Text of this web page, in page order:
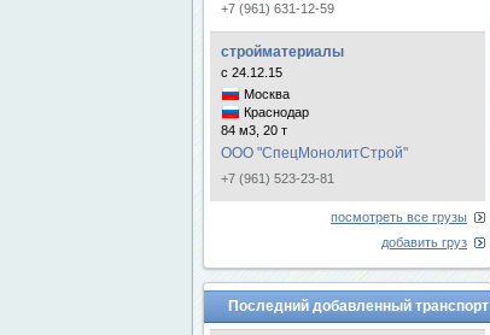
+7 (961) 631-12-59
стройматериалы
с 24.12.15
Москва
Краснодар
84 м3, 20 т
ООО "СпецМонолитСтрой"
+7 (961) 523-23-81
посмотреть все грузы
добавить груз
Последний добавленный транспорт